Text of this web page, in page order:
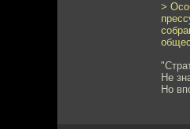
>
Не
Но